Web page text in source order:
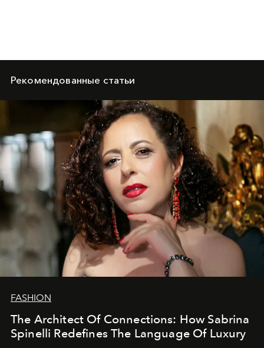
Рекомендованные статьи
FASHION
The Architect Of Connections: How Sabrina
Spinelli Redefines The Language Of Luxury